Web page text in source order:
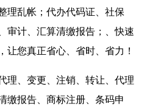
理乱帐；代办代码证、社保
审计、汇算清缴报告；、快速
让您真正省心、省时、省力！
理、变更、注销、转让、代理
缴报告、商标注册、条码申